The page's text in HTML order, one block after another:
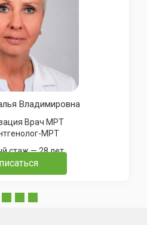
Владимировна
специализация Врач МРТ
МРТ
врачебный стаж — 28 лет